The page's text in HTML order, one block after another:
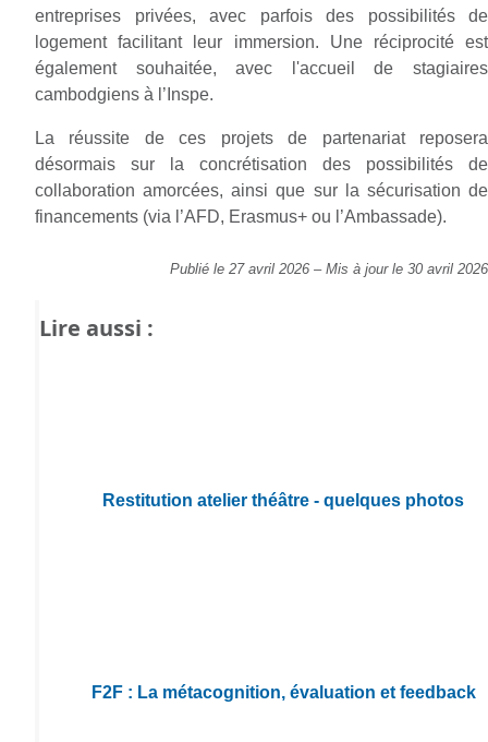
entreprises privées, avec parfois des possibilités de
logement facilitant leur immersion. Une réciprocité est
également souhaitée, avec l'accueil de stagiaires
cambodgiens à l’Inspe.
La réussite de ces projets de partenariat reposera
désormais sur la concrétisation des possibilités de
collaboration amorcées, ainsi que sur la sécurisation de
financements (via l’AFD, Erasmus+ ou l’Ambassade).
Publié le 27 avril 2026 – Mis à jour le 30 avril 2026
Lire aussi :
Restitution atelier théâtre - quelques photos
F2F : La métacognition, évaluation et feedback